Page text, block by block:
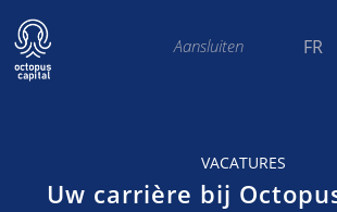
Aansluiten FR
VACATURES
Uw carrière bij